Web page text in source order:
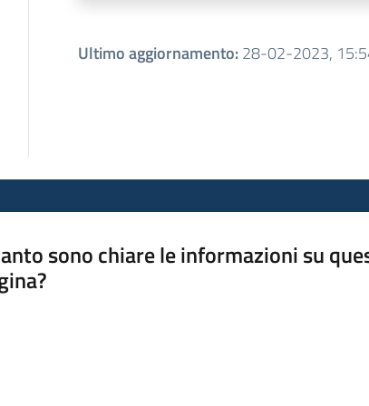
Ultimo aggiornamento:28-02-2023,
sono chiare le informazioni su